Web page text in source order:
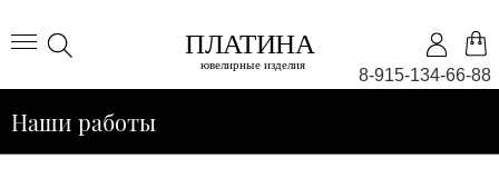
8-915-134-66-88
Наши работы